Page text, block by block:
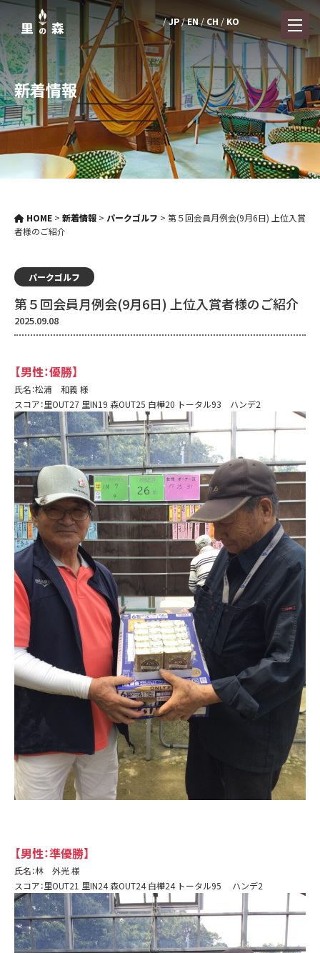
JP EN CH KO
新着情報
HOME > 新着情報 > パークゴルフ > 第５回会員月例会(9月6日) 上位入賞
者様のご紹介
パークゴルフ
第５回会員月例会(9月6日) 上位入賞者様のご紹介
2025.09.08
【男性：優勝】
氏名：松浦 和義 様
スコア：里OUT27 里IN19 森OUT25 白樺20 トータル93 ハンデ2
【男性：準優勝】
氏名：林 外光 様
スコア：里OUT21 里IN24 森OUT24 白樺24 トータル95 ハンデ2